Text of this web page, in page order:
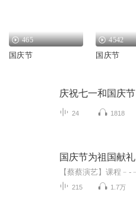
465
国庆节
4542
国庆节
庆祝七一和国庆节
24 1818
国庆节为祖国献礼
215 1.7万